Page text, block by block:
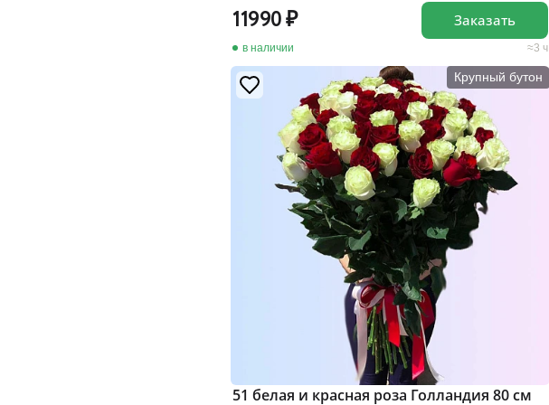
11990
в наличии 3 ч
Заказать
Крупный бутон
51 белая и красная роза Голландия 80 см